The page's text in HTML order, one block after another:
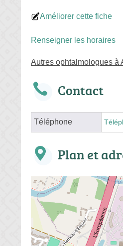
Améliorer cette fiche
Renseigner les horaires
Autres ophtalmologues à
Contact
Téléphone
Plan et